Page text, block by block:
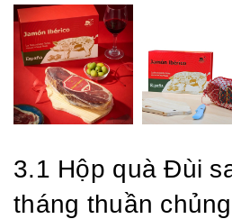
3.1 Hộp quà Đùi
tháng thuần